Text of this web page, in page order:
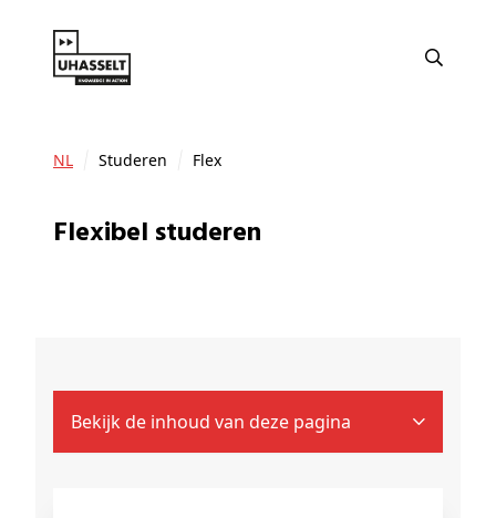
NL Studeren Flex
Flexibel studeren
Bekijk de inhoud van deze pagina